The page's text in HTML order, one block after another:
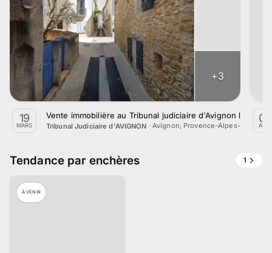
+3
19
MARS
Vente immobilière au Tribunal judiciaire d'Avignon le 19
Tribunal Judiciaire d'AVIGNON · Avignon, Provence-Alpes-Côte
09
AVR.
Tendance par enchères 1
À VENIR